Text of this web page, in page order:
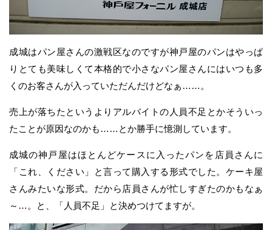
成城はパン屋さんの激戦区なのですが神戸屋のパンはやっぱ
りとても美味しくて本格的で小さなパン屋さんにはいつも多
くのお客さんが入っていただんだけどなぁ……。
売上が落ちたというよりアルバイトの人員不足とかそういっ
たことが原因なのかも……とか勝手に憶測しています。
成城の神戸屋はほとんどケースに入ったパンを店員さんに
「これ、ください」と言って購入する形式でした。ケーキ屋
さんみたいな形式。だから店員さんが忙しすぎたのかもなぁ
～…。と、「人員不足」と決めつけてますが。